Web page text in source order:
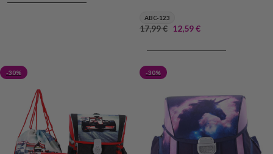
ABC-123
17,99€ 12,59€
-30% -30%